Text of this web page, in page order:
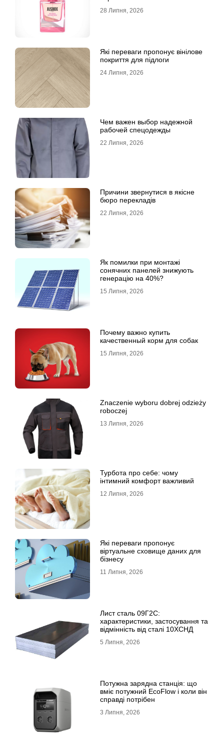
28 Липня, 2026
Які переваги пропонує вінілове
покриття для підлоги
24 Липня, 2026
Чем важен выбор надежной
рабочей спецодежды
22 Липня, 2026
Причини звернутися в якісне
бюро перекладів
22 Липня, 2026
Як помилки при монтажі
сонячних панелей знижують
генерацію на 40%?
15 Липня, 2026
Почему важно купить
качественный корм для собак
15 Липня, 2026
Znaczenie wyboru dobrej odzieży
roboczej
13 Липня, 2026
Турбота про себе: чому
інтимний комфорт важливий
12 Липня, 2026
Які переваги пропонує
віртуальне сховище даних для
бізнесу
11 Липня, 2026
Лист сталь 09Г2С:
характеристики, застосування та
відмінність від сталі 10ХСНД
5 Липня, 2026
Потужна зарядна станція: що
вміє потужний EcoFlow і коли він
справді потрібен
3 Липня, 2026